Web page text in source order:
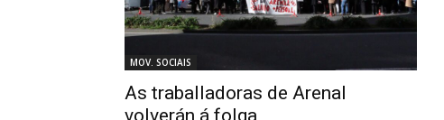
MOV. SOCIAIS
As traballadoras de Arenal